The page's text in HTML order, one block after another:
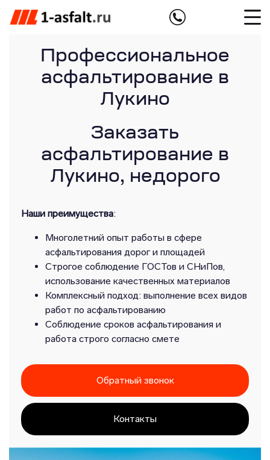
Профессиональное
асфальтирование в
Лукино
Заказать
асфальтирование в
Лукино, недорого
Наши преимущества:
Многолетний опыт работы в сфере
асфальтирования дорог и площадей
Строгое соблюдение ГОСТов и СНиПов,
использование качественных материалов
Комплексный подход: выполнение всех видов
работ по асфальтированию
Соблюдение сроков асфальтирования и
работа строго согласно смете
Обратный звонок
Контакты